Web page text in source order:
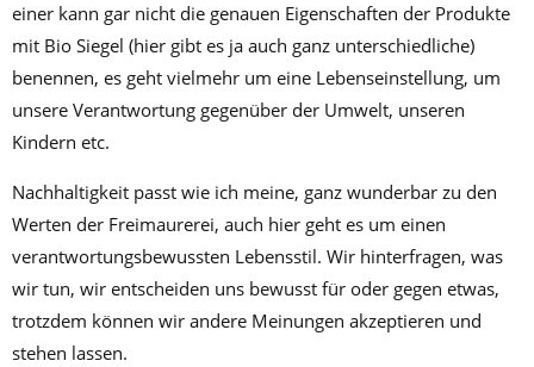
einer kann gar nicht die genauen Eigenschaften der Produkte
mit Bio Siegel (hier gibt es ja auch ganz unterschiedliche)
benennen, es geht vielmehr um eine Lebenseinstellung, um
unsere Verantwortung gegenüber der Umwelt, unseren
Kindern etc.
Nachhaltigkeit passt wie ich meine, ganz wunderbar zu den
Werten der Freimaurerei, auch hier geht es um einen
verantwortungsbewussten Lebensstil. Wir hinterfragen, was
wir tun, wir entscheiden uns bewusst für oder gegen etwas,
trotzdem können wir andere Meinungen akzeptieren und
stehen lassen.